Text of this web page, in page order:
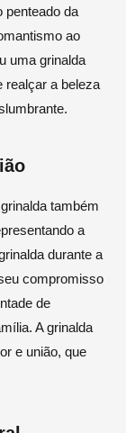
penteado da
ao
uma grinalda
realçar a beleza
também
a
durante a
compromisso
de
A grinalda
e união, que